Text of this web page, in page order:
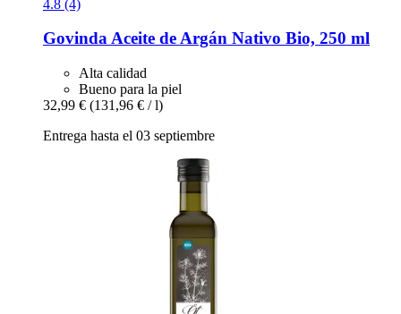
4.8 (4)
GovindaAceite de Argán Nativo Bio, 250 ml
Alta calidad
Bueno para la piel
32,99 € (131,96 € / l)
Entrega hasta el 03 septiembre